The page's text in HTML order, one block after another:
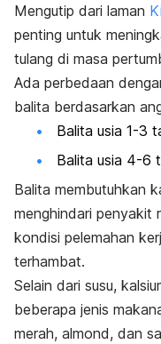
Mengutip dari laman
penting untuk
tulang di masa
Ada perbedaan
balita berdasarkan
Balita usia 1-3
Balita usia 4-6
Balita membutuhkan
menghindari penyakit
kondisi pelemahan
terhambat.
Selain dari susu,
beberapa jenis
merah, almond, dan